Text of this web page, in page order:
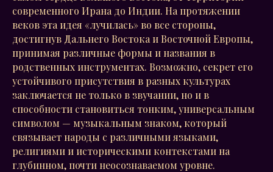
современного Ирана до Индии. На протяжении
веков эта идея «лучилась» во все стороны,
достигнув Дальнего Востока и Восточной Европы,
принимая различные формы и названия в
родственных инструментах. Возможно, секрет его
устойчивого присутствия в разных культурах
заключается не только в звучании, но и в
способности становиться тонким, универсальным
символом — музыкальным знаком, который
связывает народы с различными языками,
религиями и историческими контекстами на
глубинном, почти неосознаваемом уровне.